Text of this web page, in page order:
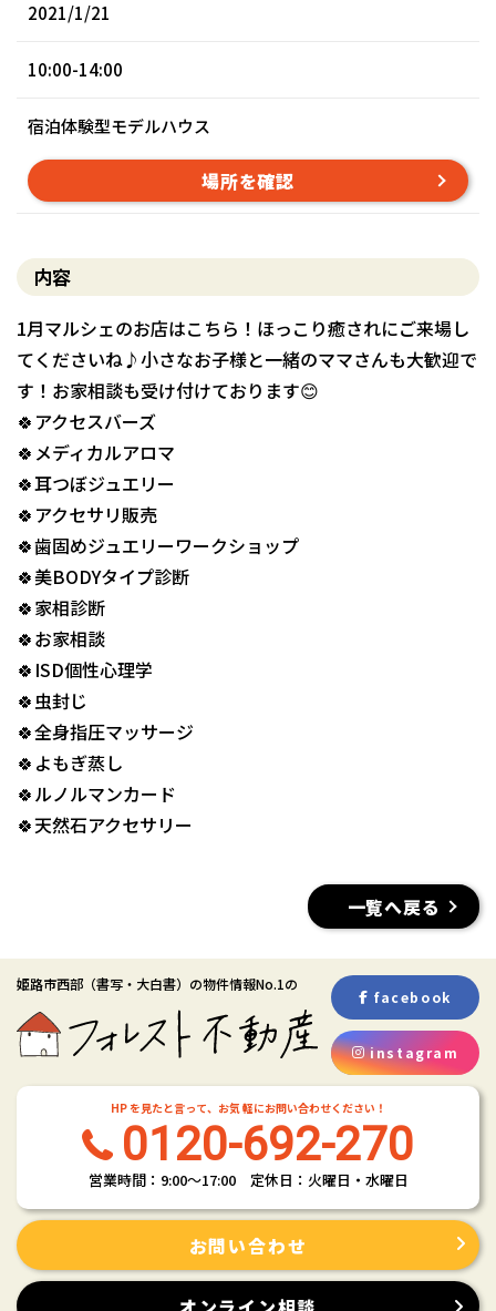
2021/1/21
10:00-14:00
宿泊体験型モデルハウス
場所を確認
内容
1月マルシェのお店はこちら！ほっこり癒されにご来場し
てくださいね♪小さなお子様と一緒のママさんも大歓迎で
す！お家相談も受け付けております😊
🍀アクセスバーズ
🍀メディカルアロマ
🍀耳つぼジュエリー
🍀アクセサリ販売
🍀歯固めジュエリーワークショップ
🍀美BODYタイプ診断
🍀家相診断
🍀お家相談
🍀ISD個性心理学
🍀虫封じ
🍀全身指圧マッサージ
🍀よもぎ蒸し
🍀ルノルマンカード
🍀天然石アクセサリー
一覧へ戻る
姫路市西部 （書写・大白書） の物件情報No.1の
facebook
instagram
HP を見たと言って、お気 軽にお問い合わせください！
0120-692-270
営業時間：9:00〜17:00 定休日：火曜日・水曜日
お問い合わせ